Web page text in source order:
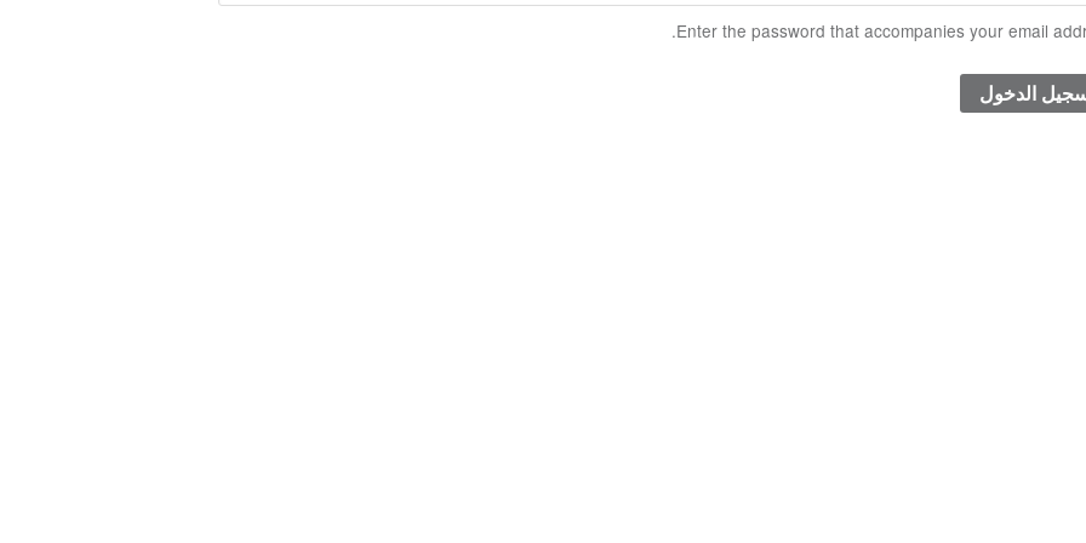
Enter the password that accompanies your email